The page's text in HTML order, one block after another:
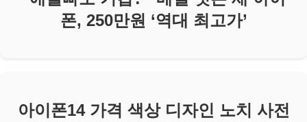
폰, 250만원 ‘역대 최고가’
아이폰14 가격 색상 디자인 노치 사전